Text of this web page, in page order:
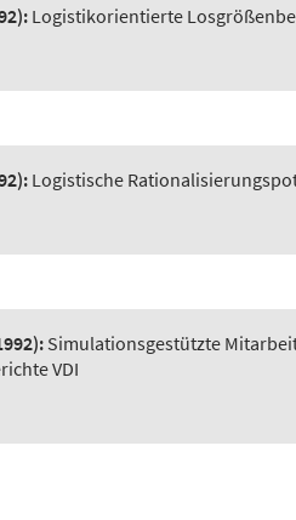
Logistikorientierte
Logistische
Simulationsgestützte
VDI